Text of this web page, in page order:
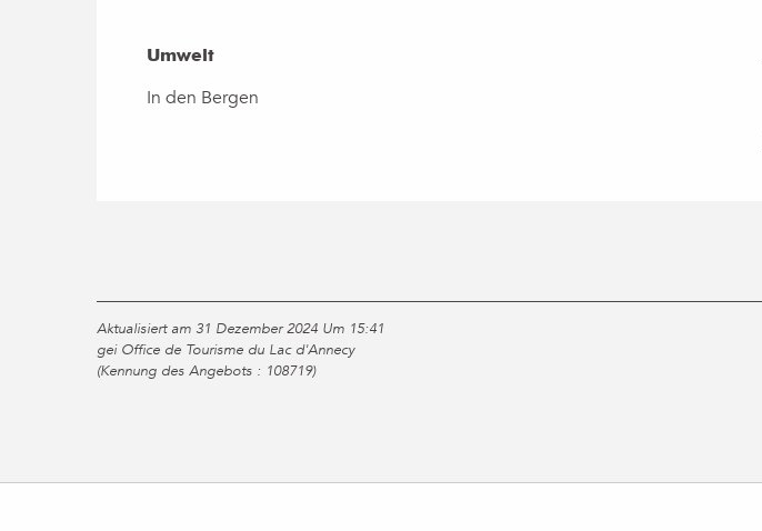
Umwelt
Umwelt
In den Bergen
Aktualisiert am 31 Dezember 2024 Um 15:41
gei Office de Tourisme du Lac d'Annecy
(Kennung des Angebots : 108719)